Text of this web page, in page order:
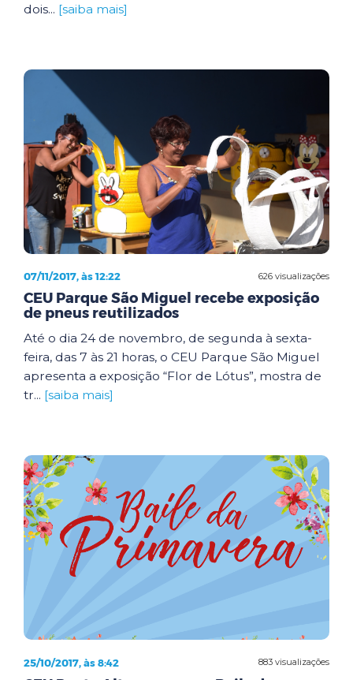
dois... [saiba mais]
626 visualizações
07/11/2017, às 12:22
CEU Parque São Miguel recebe exposição
de pneus reutilizados
Até o dia 24 de novembro, de segunda à sexta-
feira, das 7 às 21 horas, o CEU Parque São Miguel
apresenta a exposição “Flor de Lótus”, mostra de
tr... [saiba mais]
883 visualizações
25/10/2017, às 8:42